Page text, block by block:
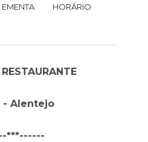
EMENTA HORÁRIO
- Alentejo
***------